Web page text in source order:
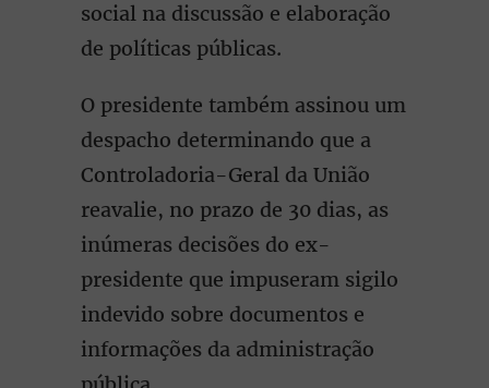
social na discussão e elaboração
de políticas públicas.
O presidente também assinou um
despacho determinando que a
Controladoria-Geral da União
reavalie, no prazo de 30 dias, as
inúmeras decisões do ex-
presidente que impuseram sigilo
indevido sobre documentos e
informações da administração